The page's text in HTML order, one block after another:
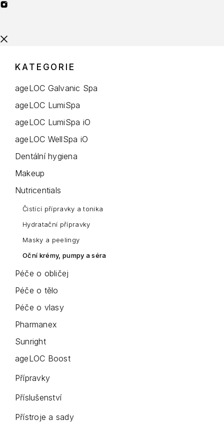
KATEGORIE
ageLOC Galvanic Spa
ageLOC LumiSpa
ageLOC LumiSpa iO
ageLOC WellSpa iO
Dentální hygiena
Makeup
Nutricentials
Čistící přípravky a tonika
Hydratační přípravky
Masky a peelingy
Oční krémy, pumpy a séra
Péče o obličej
Péče o tělo
Péče o vlasy
Pharmanex
Sunright
ageLOC Boost
Přípravky
Příslušenství
Přístroje a sady